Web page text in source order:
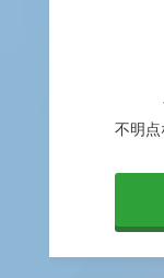
相
談
不明点